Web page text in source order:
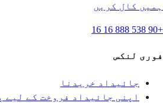
ہمیں کال کریں
+90 538 888 16 16
فوری لنکس
جائیداد خریدنا
اپنی جائیداد فروخت کے لیے